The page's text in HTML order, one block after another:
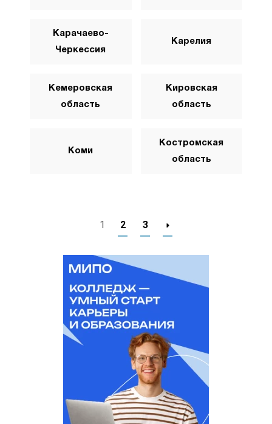
Карачаево-
Черкессия
Карелия
Кемеровская
область
Кировская
область
Коми
Костромская
область
1 2 3